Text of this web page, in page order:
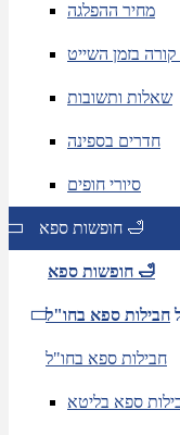
מחיר ההפלגה
בזמן השייט
שאלות ותשובות
חדרים בספינה
סיורי חופים
חופשות ספא 🛁
חופשות ספא 🛁
חבילות ספא בחו"ל
חבילות ספא בחו"ל
ספא בליטא